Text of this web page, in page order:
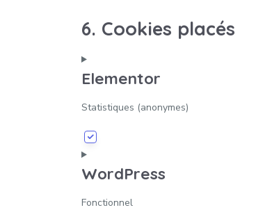
6. Cookies placés
Elementor
Statistiques (anonymes)
WordPress
Fonctionnel